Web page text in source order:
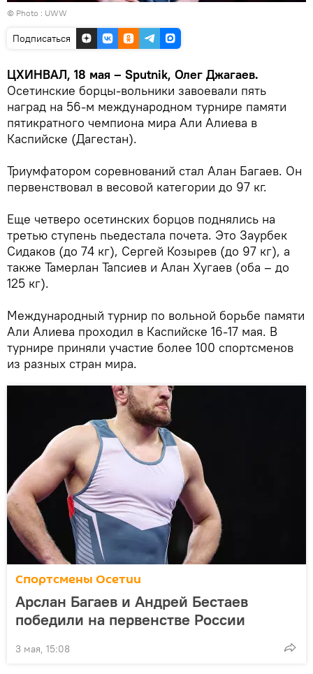
© Photo : UWW
Подписаться
ЦХИНВАЛ, 18 мая – Sputnik, Олег Джагаев.
Осетинские борцы-вольники завоевали пять
наград на 56-м международном турнире памяти
пятикратного чемпиона мира Али Алиева в
Каспийске (Дагестан).
Триумфатором соревнований стал Алан Багаев. Он
первенствовал в весовой категории до 97 кг.
Еще четверо осетинских борцов поднялись на
третью ступень пьедестала почета. Это Заурбек
Сидаков (до 74 кг), Сергей Козырев (до 97 кг), а
также Тамерлан Тапсиев и Алан Хугаев (оба – до
125 кг).
Международный турнир по вольной борьбе памяти
Али Алиева проходил в Каспийске 16-17 мая. В
турнире приняли участие более 100 спортсменов
из разных стран мира.
Спортсмены Осетии
Арслан Багаев и Андрей Бестаев
победили на первенстве России
3 мая, 15:08